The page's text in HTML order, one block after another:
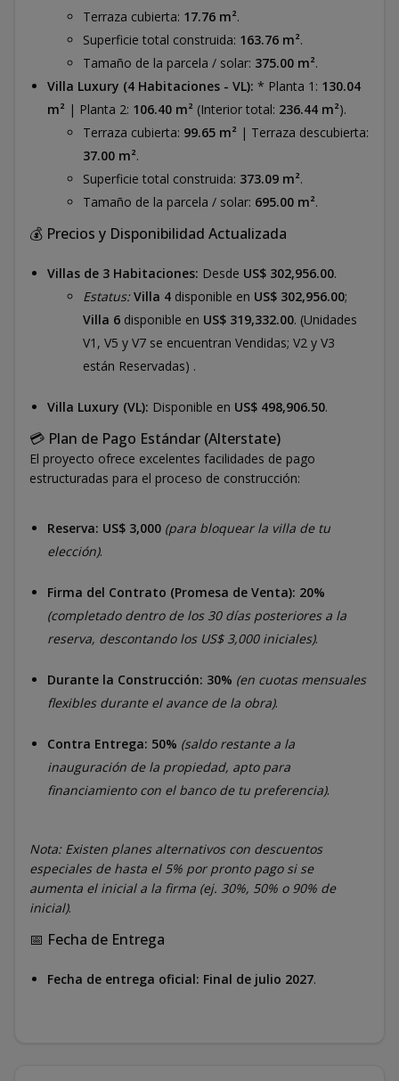
Terraza cubierta: 17.76 m².
Superficie total construida: 163.76 m².
Tamaño de la parcela / solar: 375.00 m².
Villa Luxury (4 Habitaciones - VL): * Planta 1: 130.04
m² | Planta 2: 106.40 m² (Interior total: 236.44 m²).
Terraza cubierta: 99.65 m² | Terraza descubierta:
37.00 m².
Superficie total construida: 373.09 m².
Tamaño de la parcela / solar: 695.00 m².
💰 Precios y Disponibilidad Actualizada
Villas de 3 Habitaciones: Desde US$ 302,956.00.
Estatus: Villa 4 disponible en US$ 302,956.00;
Villa 6 disponible en US$ 319,332.00. (Unidades
V1, V5 y V7 se encuentran Vendidas; V2 y V3
están Reservadas) .
Villa Luxury (VL): Disponible en US$ 498,906.50.
💳 Plan de Pago Estándar (Alterstate)
El proyecto ofrece excelentes facilidades de pago
estructuradas para el proceso de construcción:
Reserva: US$ 3,000 (para bloquear la villa de tu
elección).
Firma del Contrato (Promesa de Venta): 20%
(completado dentro de los 30 días posteriores a la
reserva, descontando los US$ 3,000 iniciales).
Durante la Construcción: 30% (en cuotas mensuales
flexibles durante el avance de la obra).
Contra Entrega: 50% (saldo restante a la
inauguración de la propiedad, apto para
financiamiento con el banco de tu preferencia).
Nota: Existen planes alternativos con descuentos
especiales de hasta el 5% por pronto pago si se
aumenta el inicial a la firma (ej. 30%, 50% o 90% de
inicial).
📅 Fecha de Entrega
Fecha de entrega oficial: Final de julio 2027.